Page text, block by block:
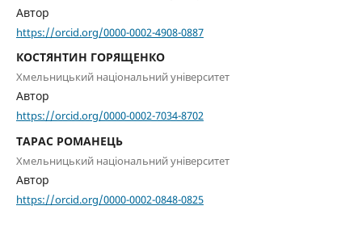
Автор
https://orcid.org/0000-0002-4908-0887
КОСТЯНТИН ГОРЯЩЕНКО
Хмельницький національний університет
Автор
https://orcid.org/0000-0002-7034-8702
ТАРАС РОМАНЕЦЬ
Хмельницький національний університет
Автор
https://orcid.org/0000-0002-0848-0825